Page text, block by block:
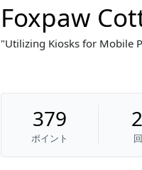
Foxpaw
Utilizing Kiosks for Mobile
379
ポイント